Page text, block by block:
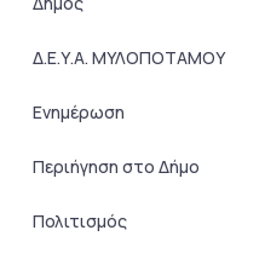
Δ.Ε.Υ.Α. ΜΥΛΟΠΟΤΑΜΟΥ
Ενημέρωση
Περιήγηση στο Δήμο
Πολιτισμός